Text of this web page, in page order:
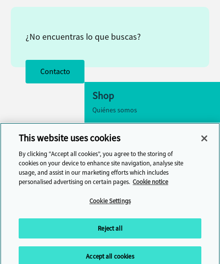
¿No encuentras lo que buscas?
Contacto
Shop
Quiénes somos
Contacto
Centro de ayuda
Cambridge One
línea
This website uses cookies
By clicking “Accept all cookies”, you agree to the storing of
cookies on your device to enhance site navigation, analyse site
usage, and assist in our marketing efforts which includes
personalised advertising on certain pages. Cookie notice
Cookie Settings
Reject all
Accept all cookies